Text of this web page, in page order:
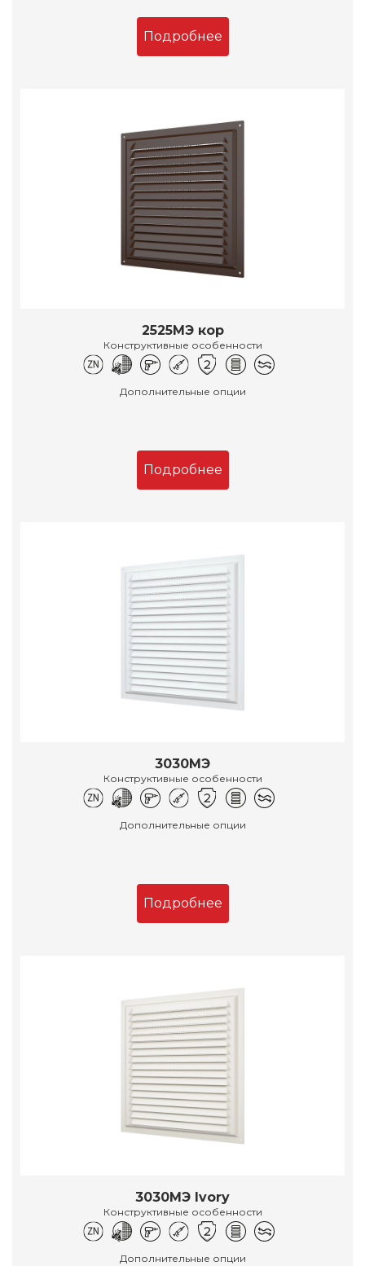
Подробнее
2525МЭ кор
Конструктивные особенности
Дополнительные опции
Подробнее
3030МЭ
Конструктивные особенности
Дополнительные опции
Подробнее
3030МЭ Ivory
Конструктивные особенности
Дополнительные опции